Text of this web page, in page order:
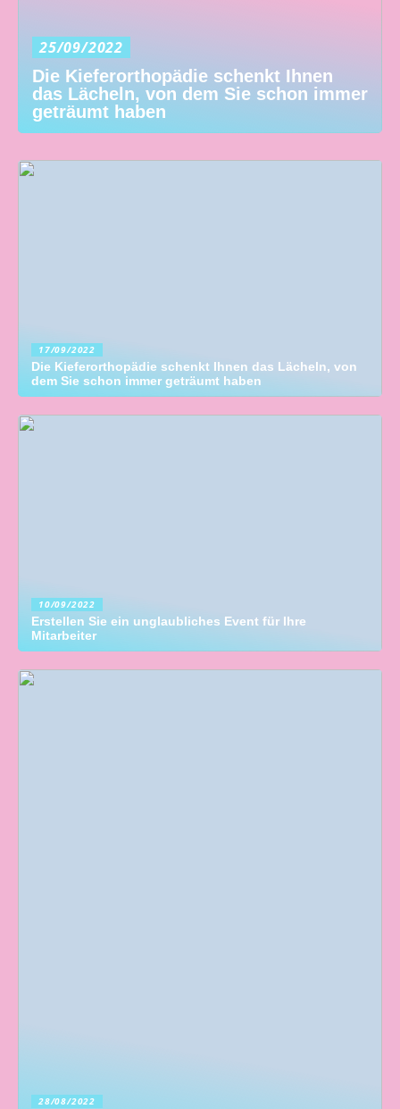
25/09/2022
Die Kieferorthopädie schenkt Ihnen
das Lächeln, von dem Sie schon immer
geträumt haben
17/09/2022
Die Kieferorthopädie schenkt Ihnen das Lächeln, von
dem Sie schon immer geträumt haben
10/09/2022
Erstellen Sie ein unglaubliches Event für Ihre
Mitarbeiter
28/08/2022